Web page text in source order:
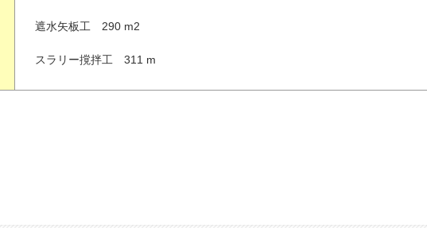
遮水矢板工 290 m2
スラリー撹拌工 311 m